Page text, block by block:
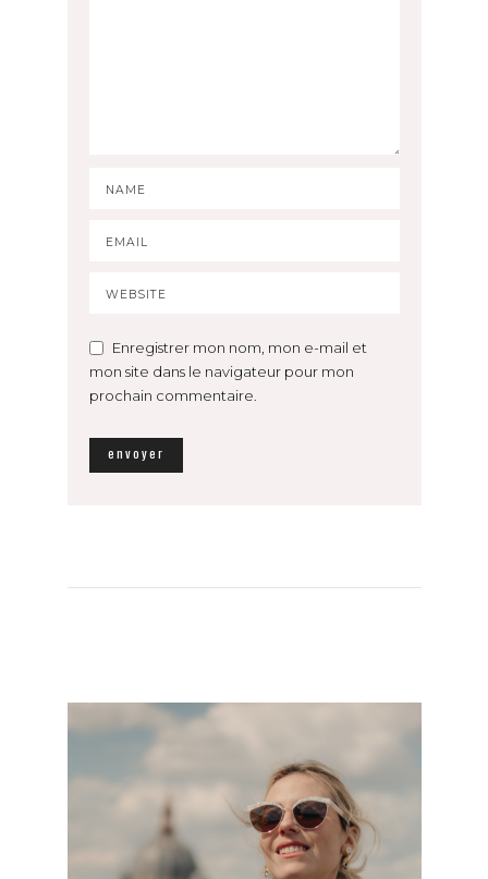
Enregistrer mon nom, mon e-mail et
mon site dans le navigateur pour mon
prochain commentaire.